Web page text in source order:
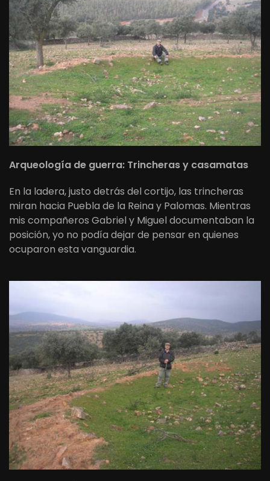
Arqueología de guerra: Trincheras y casamatas
En la ladera, justo detrás del cortijo, las trincheras
miran hacia Puebla de la Reina y Palomas. Mientras
mis compañeros Gabriel y Miguel documentaban la
posición, yo no podía dejar de pensar en quienes
ocuparon esta vanguardia.